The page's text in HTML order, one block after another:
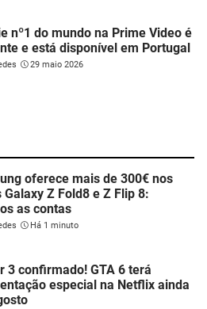
nº1 do mundo na Prime Video é
e está disponível em Portugal
29 maio 2026
oferece mais de 300€ nos
Galaxy Z Fold8 e Z Flip 8:
as contas
Há 1 minuto
3 confirmado! GTA 6 terá
especial na Netflix ainda